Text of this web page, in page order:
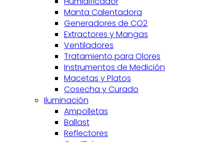
Manta Calentadora
Generadores de CO2
Extractores y Mangas
Ventiladores
Tratamiento para Olores
Instrumentos de Medición
Macetas y Platos
Cosecha y Curado
Iluminación
Ampolletas
Ballast
Reflectores